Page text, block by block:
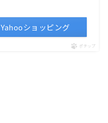
Yahooショッピング
ポチップ